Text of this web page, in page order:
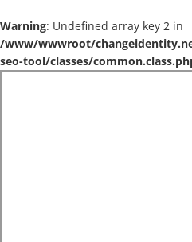
Warning: Undefined array key 2 in
/www/wwwroot/
seo-tool/classes/